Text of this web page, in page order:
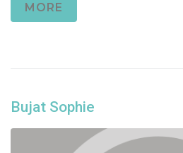
MORE
Bujat Sophie